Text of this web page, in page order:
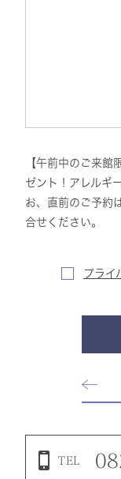
【午前中のご来館
ゼント！アレルギ
お、直前のご予約
合せください。
プライ
TEL